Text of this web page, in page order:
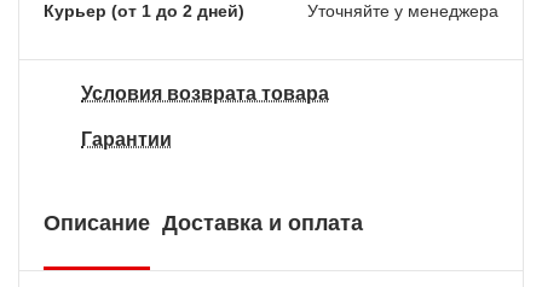
Курьер (от 1 до 2 дней) Уточняйте у менеджера
Условия возврата товара
Гарантии
Описание Доставка и оплата